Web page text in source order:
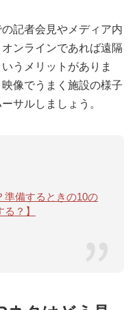
記者会見やメディア内
ンラインであれば遠隔
うメリットがありま
像でうまく施設の様子
サルしましょう。
準備するときの10の
？】